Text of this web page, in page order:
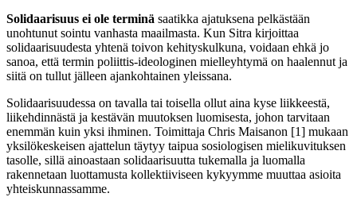
Solidaarisuus ei ole terminä saatikka ajatuksena pelkästään
unohtunut sointu vanhasta maailmasta. Kun Sitra kirjoittaa
solidaarisuudesta yhtenä toivon kehityskulkuna, voidaan ehkä jo
sanoa, että termin poliittis-ideologinen mielleyhtymä on haalennut ja
siitä on tullut jälleen ajankohtainen yleissana.
Solidaarisuudessa on tavalla tai toisella ollut aina kyse liikkeestä,
liikehdinnästä ja kestävän muutoksen luomisesta, johon tarvitaan
enemmän kuin yksi ihminen. Toimittaja Chris Maisanon [1] mukaan
yksilökeskeisen ajattelun täytyy taipua sosiologisen mielikuvituksen
tasolle, sillä ainoastaan solidaarisuutta tukemalla ja luomalla
rakennetaan luottamusta kollektiiviseen kykyymme muuttaa asioita
yhteiskunnassamme.